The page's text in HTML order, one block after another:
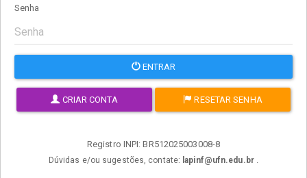
Senha
ENTRAR
CRIAR CONTA RESETAR SENHA
Registro INPI: BR512025003008-8
Dúvidas e/ou sugestões, contate: lapinf@ufn.edu.br